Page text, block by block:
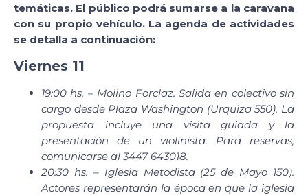
temáticas. El público podrá sumarse a la caravana
con su propio vehículo. La agenda de actividades
se detalla a continuación:
Viernes 11
19:00 hs. – Molino Forclaz. Salida en colectivo sin
cargo desde Plaza Washington (Urquiza 550). La
propuesta incluye una visita guiada y la
presentación de un violinista. Para reservas,
comunicarse al 3447 643018.
20:30 hs. – Iglesia Metodista (25 de Mayo 150).
Actores representarán la época en que la iglesia